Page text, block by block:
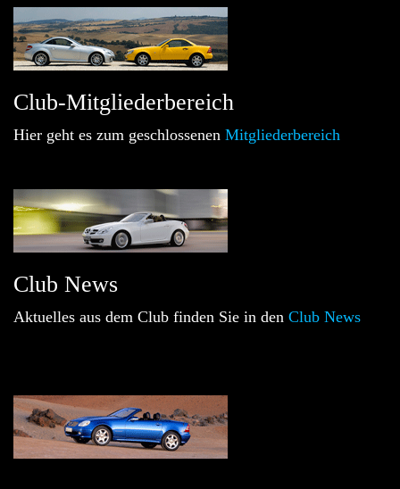
Club-Mitgliederbereich
Hier geht es zum geschlossenen Mitgliederbereich
Club News
Aktuelles aus dem Club finden Sie in den Club News